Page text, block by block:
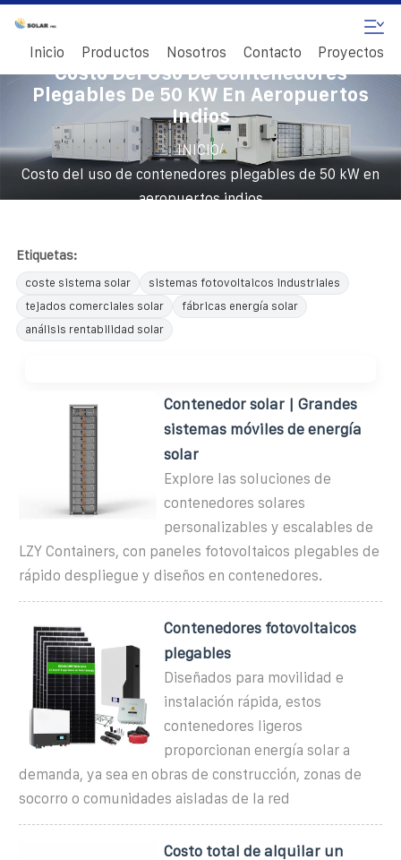
Inicio Productos Nosotros Contacto Proyectos
Costo Del Uso De Contenedores
Plegables De 50 KW En Aeropuertos
Indios
INICIO/
Costo del uso de contenedores plegables de 50 kW en
aeropuertos indios
Etiquetas:
coste sistema solar
sistemas fotovoltaicos industriales
tejados comerciales solar
fábricas energía solar
análisis rentabilidad solar
Contenedor solar | Grandes
sistemas móviles de energía
solar
Explore las soluciones de
contenedores solares
personalizables y escalables de
LZY Containers, con paneles fotovoltaicos plegables de
rápido despliegue y diseños en contenedores.
Contenedores fotovoltaicos
plegables
Diseñados para movilidad e
instalación rápida, estos
contenedores ligeros
proporcionan energía solar a
demanda, ya sea en obras de construcción, zonas de
socorro o comunidades aisladas de la red
Costo total de alquilar un